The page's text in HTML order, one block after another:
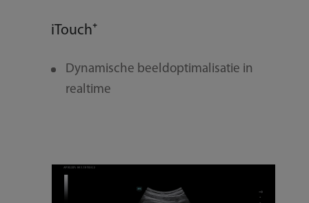
iTouch⁺
Dynamische beeldoptimalisatie in
realtime